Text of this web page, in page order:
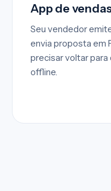
App de
Seu vendedor
envia proposta em
precisar voltar para
offline.